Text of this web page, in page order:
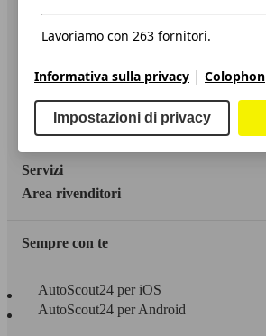
Condizioni generali
Privacy
Dichiarazione di Accessibilità
Servizi
Area rivenditori
Sempre con te
AutoScout24 per iOS
AutoScout24 per Android
Lavoriamo con 263 fornitori.
Informativa sulla privacy | Colophon
Impostazioni di privacy